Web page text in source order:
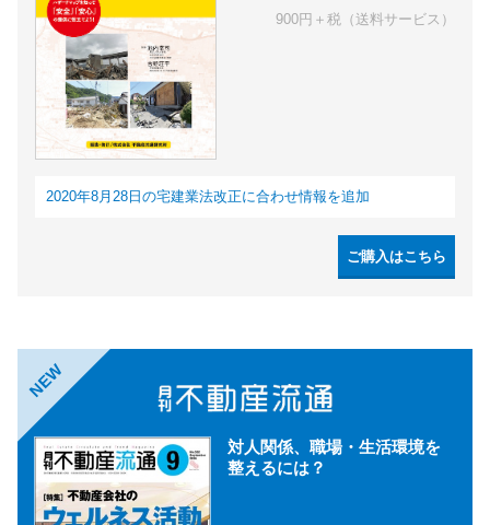
900円＋税（送料サービス）
2020年8月28日の宅建業法改正に合わせ情報を追加
ご購入はこちら
NEW
対人関係、職場・生活環境を
整えるには？